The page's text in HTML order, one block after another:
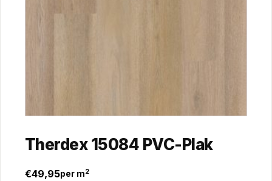
Therdex 15084 PVC-Plak
€49,95per m2